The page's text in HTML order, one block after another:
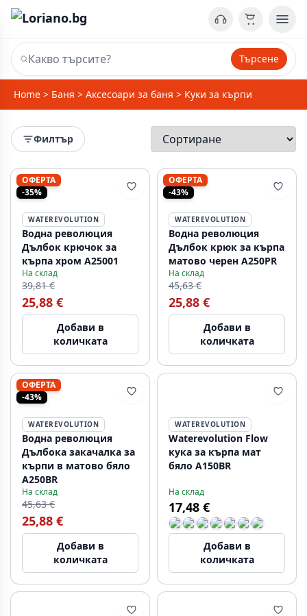
Търсене
Home > Баня > Аксесоари за баня > Куки за кърпи
Филтър
ОФЕРТА
-35%
WATEREVOLUTION
Водна революция
Дълбок крючок за
кърпа хром A25001
На склад
39,81 €
25,88 €
Добави в
количката
ОФЕРТА
-43%
WATEREVOLUTION
Водна революция
Дълбок крюк за кърпа
матово черен A250PR
На склад
45,63 €
25,88 €
Добави в
количката
ОФЕРТА
-43%
WATEREVOLUTION
Водна революция
Дълбока закачалка за
кърпи в матово бяло
A250BR
На склад
45,63 €
25,88 €
Добави в
количката
WATEREVOLUTION
Waterevolution Flow
кука за кърпа мат
бяло A150BR
На склад
17,48 €
Добави в
количката